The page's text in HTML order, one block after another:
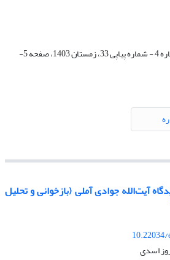
دوره 14، شماره 4 - شماره پیاپی 33، زمستان 1403، صفحه 5-
آیت‌الله جوادی آملی (بازخوانی و تحلیل
اسدی